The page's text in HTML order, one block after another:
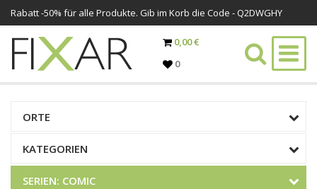
Rabatt -50% für alle Produkte. Gib im Korb die Code - Q2DWGHY
0,00 €
0
ORTE
KATEGORIEN
SERIEN COMIC